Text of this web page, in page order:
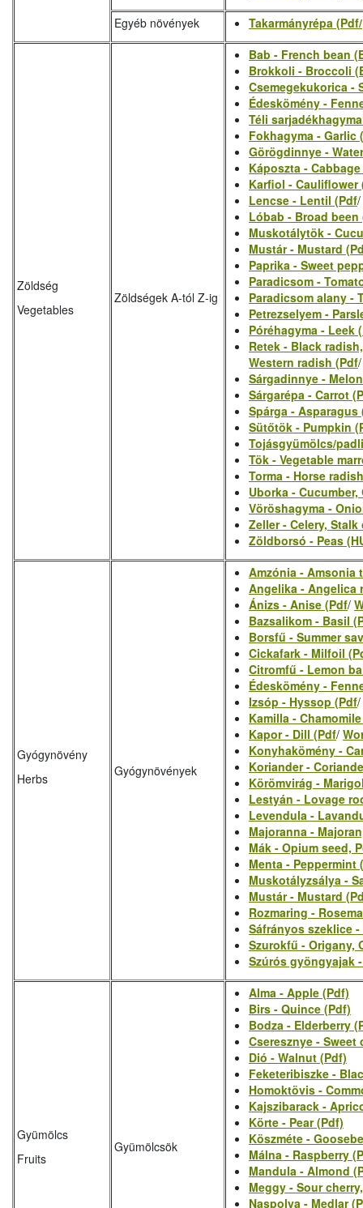
Egyéb növények
Takarmányrépa (Pdf/
Zöldség
Vegetables
Zöldségek A-tól Z-ig
Bab - French bean
Brokkoli - Broccoli
Csemegekukorica -
Édeskömény -
Téli
Fokhagyma - Garlic
Görögdinnye -
Káposzta -
Karfiol - Cauliflower
Lencse - Lentil (Pdf/
Lóbab - Broad been
Muskotálytök -
Mustár - Mustard
Paprika - Sweet
Paradicsom -
Paradicsom alany -
Petrezselyem -
Póréhagyma - Leek
Retek - Black
Western radish (Pdf
Sárgadinnye -
Sárgarépa - Carrot
Spárga - Asparagus
Sütőtök - Pumpkin
Tojásgyümölcs/
Tök - Vegetable
Torma - Horse
Uborka -
Vöröshagyma -
Zeller - Celery,
Zöldborsó - Peas
Gyógynövény
Herbs
Gyógynövények
Amzónia - Amsonia
Angelika - Angelica
Ánizs - Anise (Pdf/
Bazsalikom - Basil
Borsfű - Summer
Cickafark - Milfoil
Citromfű - Lemon
Édeskömény -
Izsóp - Hyssop (Pdf/
Kamilla -
Kapor - Dill (Pdf/
Konyhakömény -
Koriander -
Körömvirág -
Lestyán - Lovage
Levendula -
Majoranna -
Mák - Opium seed,
Menta - Peppermint
Muskotályzsálya -
Mustár - Mustard
Rozmaring -
Sáfrányos szeklice
Szurokfű - Origany,
Szúrós gyöngyajak
Gyümölcs
Fruits
Gyümölcsök
Alma - Apple (Pdf)
Birs - Quince (Pdf)
Bodza - Elderberry
Cseresznye - Sweet
Dió - Walnut (Pdf)
Feketeribiszke -
Homoktövis -
Kajszibarack -
Körte - Pear (Pdf)
Köszméte -
Málna - Raspberry
Mandula - Almond
Meggy - Sour
Naspolya - Medlar